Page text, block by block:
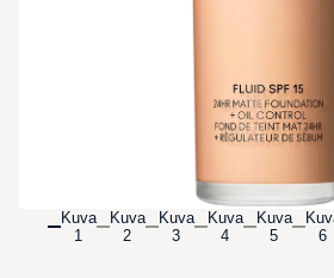
Kuva
1
Kuva
2
Kuva
3
Kuva
4
Kuva
5
6